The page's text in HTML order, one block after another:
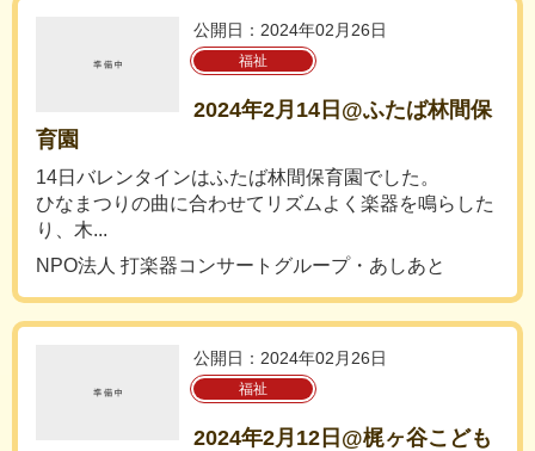
公開日：2024年02月26日
福祉
2024年2月14日@ふたば林間保
育園
14日バレンタインはふたば林間保育園でした。
ひなまつりの曲に合わせてリズムよく楽器を鳴らした
り、木...
NPO法人 打楽器コンサートグループ・あしあと
公開日：2024年02月26日
福祉
2024年2月12日@梶ヶ谷こども